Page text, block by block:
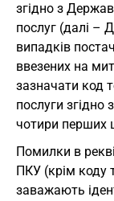
згідно з
послуг (далі –
випадків
ввезених на
зазначати код
послуги
чотири перших
Помилки в
ПКУ (крім коду
заважають